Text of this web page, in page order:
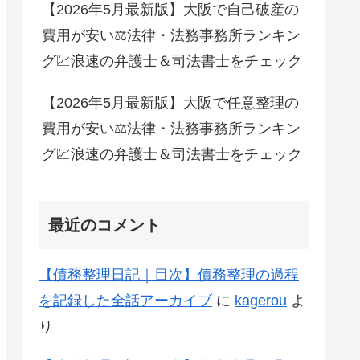
【2026年5月最新版】大阪で自己破産の
費用が安い⚖法律・法務事務所ランキン
グ💹浪速の弁護士＆司法書士をチェック
【2026年5月最新版】大阪で任意整理の
費用が安い⚖法律・法務事務所ランキン
グ💹浪速の弁護士＆司法書士をチェック
最近のコメント
【債務整理日記｜目次】債務整理の過程
を記録した全話アーカイブ に kagerou よ
り